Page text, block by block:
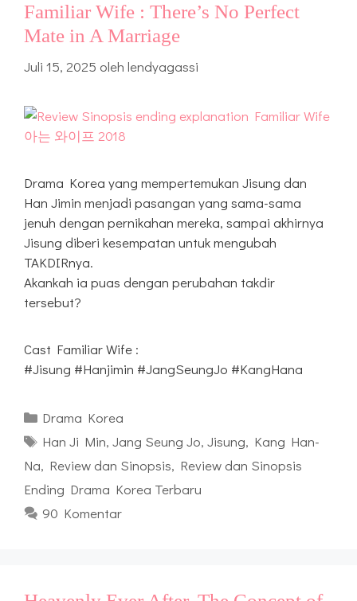
Familiar Wife : There’s No Perfect
Mate in A Marriage
Juli 15, 2025 oleh lendyagassi
Drama Korea yang mempertemukan Jisung dan
Han Jimin menjadi pasangan yang sama-sama
jenuh dengan pernikahan mereka, sampai akhirnya
Jisung diberi kesempatan untuk mengubah
TAKDIRnya.
Akankah ia puas dengan perubahan takdir
tersebut?
Cast Familiar Wife :
#Jisung #Hanjimin #JangSeungJo #KangHana
Kategori
Drama Korea
Tag
Han Ji Min,Jang Seung Jo,Jisung, Kang Han-
Na, Review dan Sinopsis, Review dan Sinopsis
Ending Drama Korea Terbaru
90 Komentar